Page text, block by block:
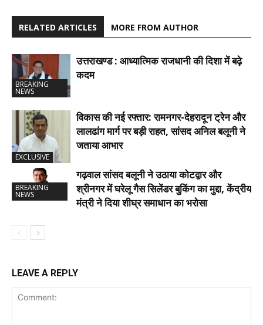
RELATED ARTICLES MORE FROM AUTHOR
BREAKING
NEWS
उत्तराखण्ड : आध्यात्मिक राजधानी की दिशा में बढ़े
कदम
EXCLUSIVE
विकास की नई रफ्तार: रामनगर-देहरादून ट्रेन और
लालढांग मार्ग पर बड़ी राहत, सांसद अनिल बलूनी ने
जताया आभार
BREAKING
NEWS
गढ़वाल सांसद बलूनी ने उठाया कोटद्वार और
श्रीनगर में घरेलू गैस सिलेंडर बुकिंग का मुद्दा, केंद्रीय
मंत्री ने दिया शीघ्र समाधान का भरोसा
LEAVE A REPLY